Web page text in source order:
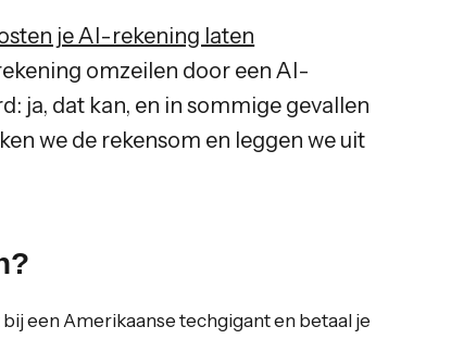
je AI-rekening laten
omzeilen door een AI-
ja, dat kan, en in sommige gevallen
we de rekensom en leggen we uit
een Amerikaanse techgigant en betaal je